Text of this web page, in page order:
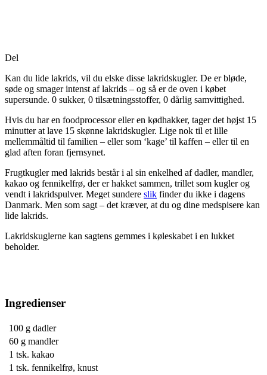
Del
Kan du lide lakrids, vil du elske disse lakridskugler. De er bløde,
søde og smager intenst af lakrids – og så er de oven i købet
supersunde. 0 sukker, 0 tilsætningsstoffer, 0 dårlig samvittighed.
Hvis du har en foodprocessor eller en kødhakker, tager det højst 15
minutter at lave 15 skønne lakridskugler. Lige nok til et lille
mellemmåltid til familien – eller som ‘kage’ til kaffen – eller til en
glad aften foran fjernsynet.
Frugtkugler med lakrids består i al sin enkelhed af dadler, mandler,
kakao og fennikelfrø, der er hakket sammen, trillet som kugler og
vendt i lakridspulver. Meget sundere slik finder du ikke i dagens
Danmark. Men som sagt – det kræver, at du og dine medspisere kan
lide lakrids.
Lakridskuglerne kan sagtens gemmes i køleskabet i en lukket
beholder.
Ingredienser
100 g dadler
60 g mandler
1 tsk. kakao
1 tsk. fennikelfrø, knust